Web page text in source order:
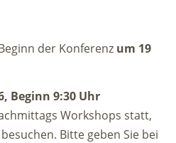
der Konferenz um 19
Beginn 9:30 Uhr
Workshops statt,
Bitte geben Sie bei